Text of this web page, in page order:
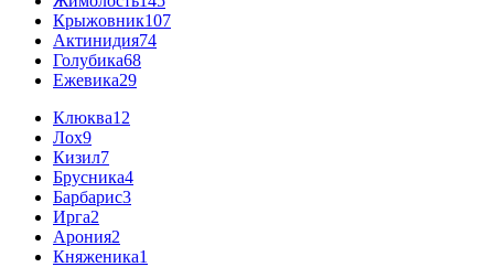
Крыжовник107
Актинидия74
Голубика68
Ежевика29
Клюква12
Лох9
Кизил7
Брусника4
Барбарис3
Ирга2
Арония2
Княженика1